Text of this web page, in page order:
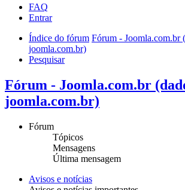
FAQ
Entrar
Índice do fórum Fórum - Joomla.com.br
joomla.com.br)
Pesquisar
Fórum - Joomla.com.br
joomla.com.br)
Fórum
Tópicos
Mensagens
Última mensagem
Avisos e notícias